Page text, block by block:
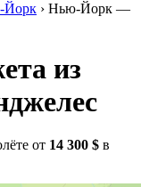
Йорк › Нью-Йорк —
из
от 14 300 $ в